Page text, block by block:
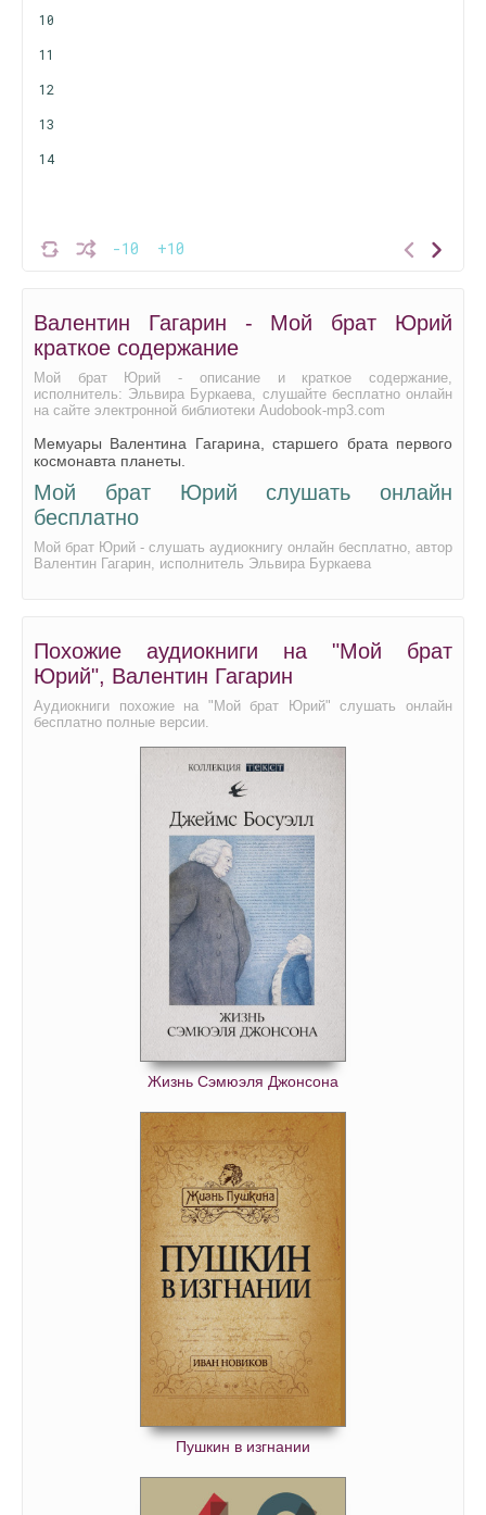
-10 +10
10
11
12
13
14
Валентин Гагарин - Мой брат Юрий
краткое содержание
Мой брат Юрий - описание и краткое содержание,
исполнитель: Эльвира Буркаева, слушайте бесплатно онлайн
на сайте электронной библиотеки Audobook-mp3.com
Мемуары Валентина Гагарина, старшего брата первого
космонавта планеты.
Мой брат Юрий слушать онлайн
бесплатно
Мой брат Юрий - слушать аудиокнигу онлайн бесплатно, автор
Валентин Гагарин, исполнитель Эльвира Буркаева
Похожие аудиокниги на "Мой брат
Юрий", Валентин Гагарин
Аудиокниги похожие на "Мой брат Юрий" слушать онлайн
бесплатно полные версии.
Жизнь Сэмюэля Джонсона
Пушкин в изгнании